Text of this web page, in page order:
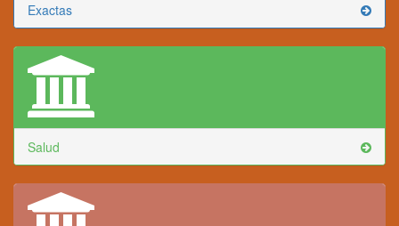
Exactas
Salud